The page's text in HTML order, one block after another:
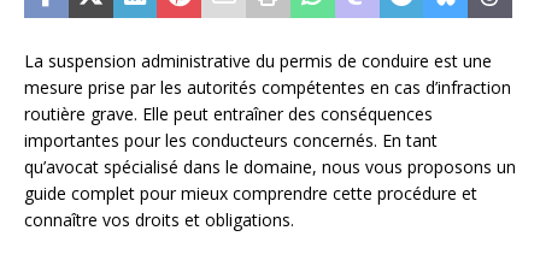
La suspension administrative du permis de conduire est une
mesure prise par les autorités compétentes en cas d’infraction
routière grave. Elle peut entraîner des conséquences
importantes pour les conducteurs concernés. En tant
qu’avocat spécialisé dans le domaine, nous vous proposons un
guide complet pour mieux comprendre cette procédure et
connaître vos droits et obligations.